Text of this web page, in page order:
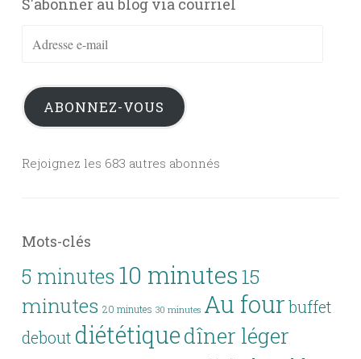
Adresse
mail
ABONNEZ-VOUS
Rejoignez les 683 autres abonnés
Mots-clés
5 minutes 10 minutes15
minutes 20 minutes 30 minutes Au fourbuffet
debout diététiquedîner léger